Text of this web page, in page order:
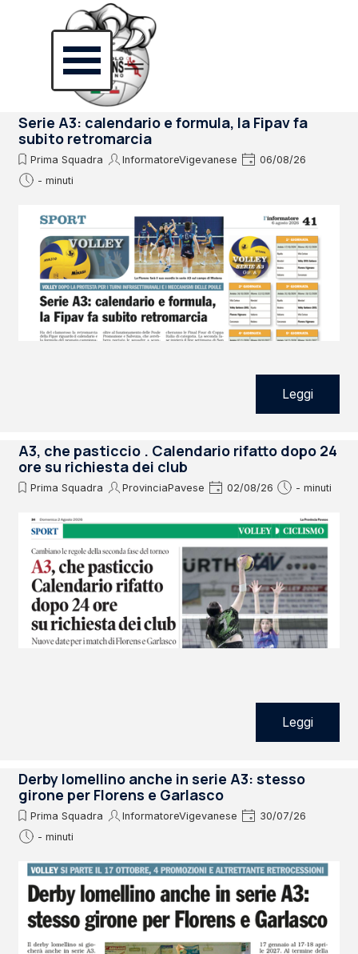
Salta menù
Serie A3: calendario e formula, la Fipav fa
subito retromarcia
Prima Squadra InformatoreVigevanese
06/08/26
- minuti
Leggi
A3, che pasticcio . Calendario rifatto dopo 24
ore su richiesta dei club
Prima Squadra ProvinciaPavese 02/08/26 - minuti
Leggi
Derby lomellino anche in serie A3: stesso
girone per Florens e Garlasco
Prima Squadra InformatoreVigevanese
30/07/26
- minuti